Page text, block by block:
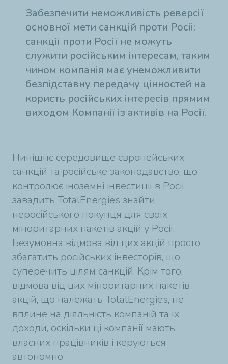
Забезпечити неможливість реверсії
основної мети санкцій проти Росіі:
санкції проти Росії не можуть
служити російським інтересам, таким
чином компанія має унеможливити
безпідставну передачу цінностей на
користь російських інтересів прямим
виходом Компанії із активів на Росії.
Нинішнє середовище європейських
санкцій та російське законодавство, що
контролює іноземні інвестиції в Росії,
завадить TotalEnergies знайти
неросійського покупця для своїх
міноритарних пакетів акцій у Росії.
Безумовна відмова від цих акцій просто
збагатить російських інвесторів, що
суперечить цілям санкцій. Крім того,
відмова від цих міноритарних пакетів
акцій, що належать TotalEnergies, не
вплине на діяльність компаній та їх
доходи, оскільки ці компанії мають
власних працівників і керуються
автономно.